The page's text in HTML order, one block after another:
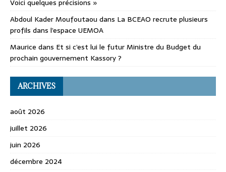
Voici quelques précisions »
Abdoul Kader Moufoutaou dans La BCEAO recrute plusieurs
profils dans l’espace UEMOA
Maurice dans Et si c’est lui le futur Ministre du Budget du
prochain gouvernement Kassory ?
ARCHIVES
août 2026
juillet 2026
juin 2026
décembre 2024